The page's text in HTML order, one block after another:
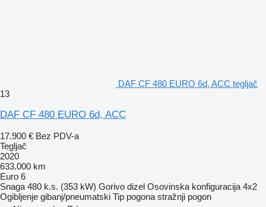
DAF CF 480 EURO 6d, ACC tegljač
13
DAF CF 480 EURO 6d, ACC
17.900 € Bez PDV-a
Tegljač
2020
633.000 km
Euro 6
Snaga 480 k.s. (353 kW) Gorivo dizel Osovinska konfiguracija 4x2
Ogibljenje gibanj/pneumatski Tip pogona stražnji pogon